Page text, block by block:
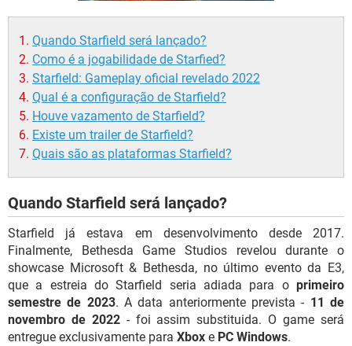
Quando Starfield será lançado?
Como é a jogabilidade de Starfied?
Starfield: Gameplay oficial revelado 2022
Qual é a configuração de Starfield?
Houve vazamento de Starfield?
Existe um trailer de Starfield?
Quais são as plataformas Starfield?
Quando Starfield será lançado?
Starfield já estava em desenvolvimento desde 2017.
Finalmente, Bethesda Game Studios revelou durante o
showcase Microsoft & Bethesda, no último evento da E3,
que a estreia do Starfield seria adiada para o primeiro
semestre de 2023. A data anteriormente prevista - 11 de
novembro de 2022- foi assim substituida. O game será
entregue exclusivamente para Xbox e PC Windows.